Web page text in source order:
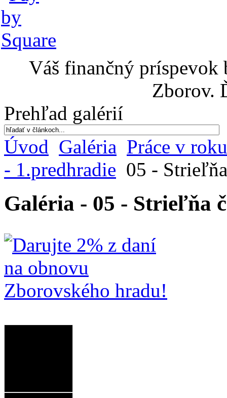
Váš finančný príspevok
Zborov.
Prehľad galérií
Úvod Galéria Práce v
- 1.predhradie 05 -
Galéria - 05 - Strieľňa